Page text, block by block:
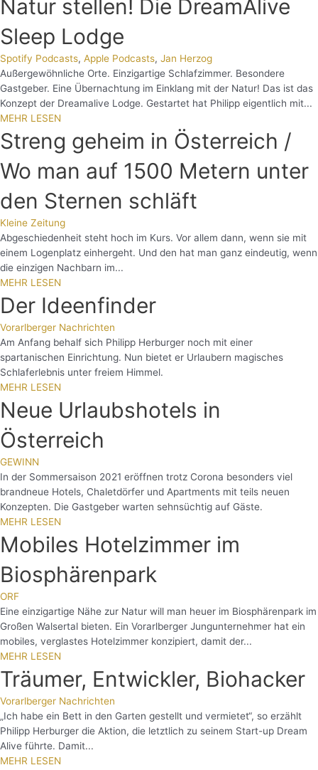
Natur stellen! Die DreamAlive
Sleep Lodge
Spotify Podcasts, Apple Podcasts, Jan Herzog
Außergewöhnliche Orte. Einzigartige Schlafzimmer. Besondere
Gastgeber. Eine Übernachtung im Einklang mit der Natur! Das ist das
Konzept der Dreamalive Lodge. Gestartet hat Philipp eigentlich mit...
MEHR LESEN
Streng geheim in Österreich /
Wo man auf 1500 Metern unter
den Sternen schläft
Kleine Zeitung
Abgeschiedenheit steht hoch im Kurs. Vor allem dann, wenn sie mit
einem Logenplatz einhergeht. Und den hat man ganz eindeutig, wenn
die einzigen Nachbarn im...
MEHR LESEN
Der Ideenfinder
Vorarlberger Nachrichten
Am Anfang behalf sich Philipp Herburger noch mit einer
spartanischen Einrichtung. Nun bietet er Urlaubern magisches
Schlaferlebnis unter freiem Himmel.
MEHR LESEN
Neue Urlaubshotels in
Österreich
GEWINN
In der Sommersaison 2021 eröffnen trotz Corona besonders viel
brandneue Hotels, Chaletdörfer und Apartments mit teils neuen
Konzepten. Die Gastgeber warten sehnsüchtig auf Gäste.
MEHR LESEN
Mobiles Hotelzimmer im
Biosphärenpark
ORF
Eine einzigartige Nähe zur Natur will man heuer im Biosphärenpark im
Großen Walsertal bieten. Ein Vorarlberger Jungunternehmer hat ein
mobiles, verglastes Hotelzimmer konzipiert, damit der...
MEHR LESEN
Träumer, Entwickler, Biohacker
Vorarlberger Nachrichten
„Ich habe ein Bett in den Garten gestellt und vermietet“, so erzählt
Philipp Herburger die Aktion, die letztlich zu seinem Start-up Dream
Alive führte. Damit...
MEHR LESEN